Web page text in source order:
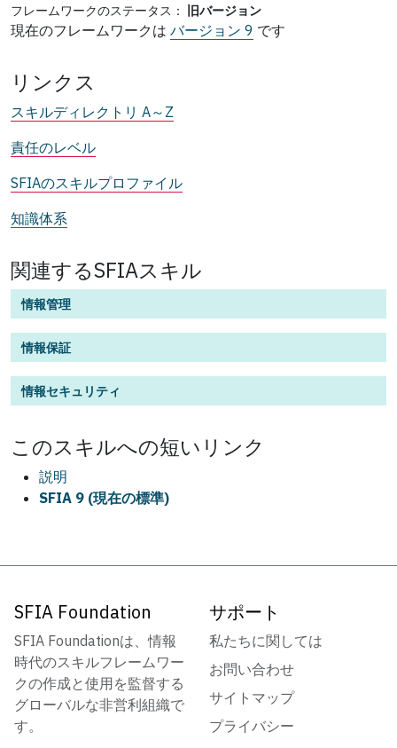
フレームワークのステータス： 旧バージョン
現在のフレームワークは バージョン 9 です
リンクス
スキルディレクトリ A～Z
責任のレベル
SFIAのスキルプロファイル
知識体系
関連するSFIAスキル
情報管理
情報保証
情報セキュリティ
このスキルへの短いリンク
説明
SFIA 9 (現在の標準)
SFIA Foundation
SFIA Foundationは、情報
時代のスキルフレームワー
クの作成と使用を監督する
グローバルな非営利組織で
す。
サポート
私たちに関しては
お問い合わせ
サイトマップ
プライバシー